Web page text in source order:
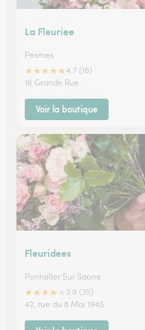
La Fleuriee
Pesmes
★★★★★4.7 (16)
16 Grande Rue
Voir la boutique
Fleuridees
Pontailler Sur Saone
★★★★
3.9 (35)
42, rue du 8 Mai 1945